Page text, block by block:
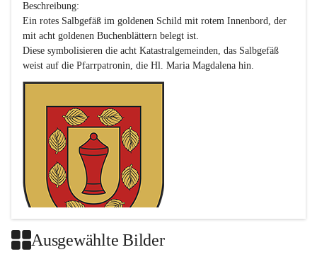
Beschreibung:
Ein rotes Salbgefäß im goldenen Schild mit rotem Innenbord, der
mit acht goldenen Buchenblättern belegt ist.
Diese symbolisieren die acht Katastralgemeinden, das Salbgefäß
Ausgewählte Bilder